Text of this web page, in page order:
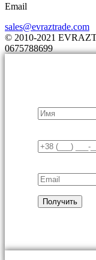
Email
sales@evraztrade.com
© 2010-2021
0675788699